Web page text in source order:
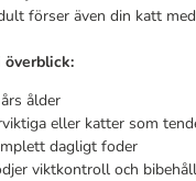
förser även din katt
överblick:
ålder
eller katter som
dagligt foder
viktkontroll och